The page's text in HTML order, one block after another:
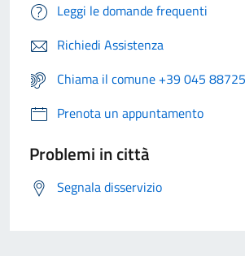
Leggi le domande frequenti
Richiedi Assistenza
Chiama il comune +39 045
Prenota un appuntamento
Problemi in città
Segnala disservizio